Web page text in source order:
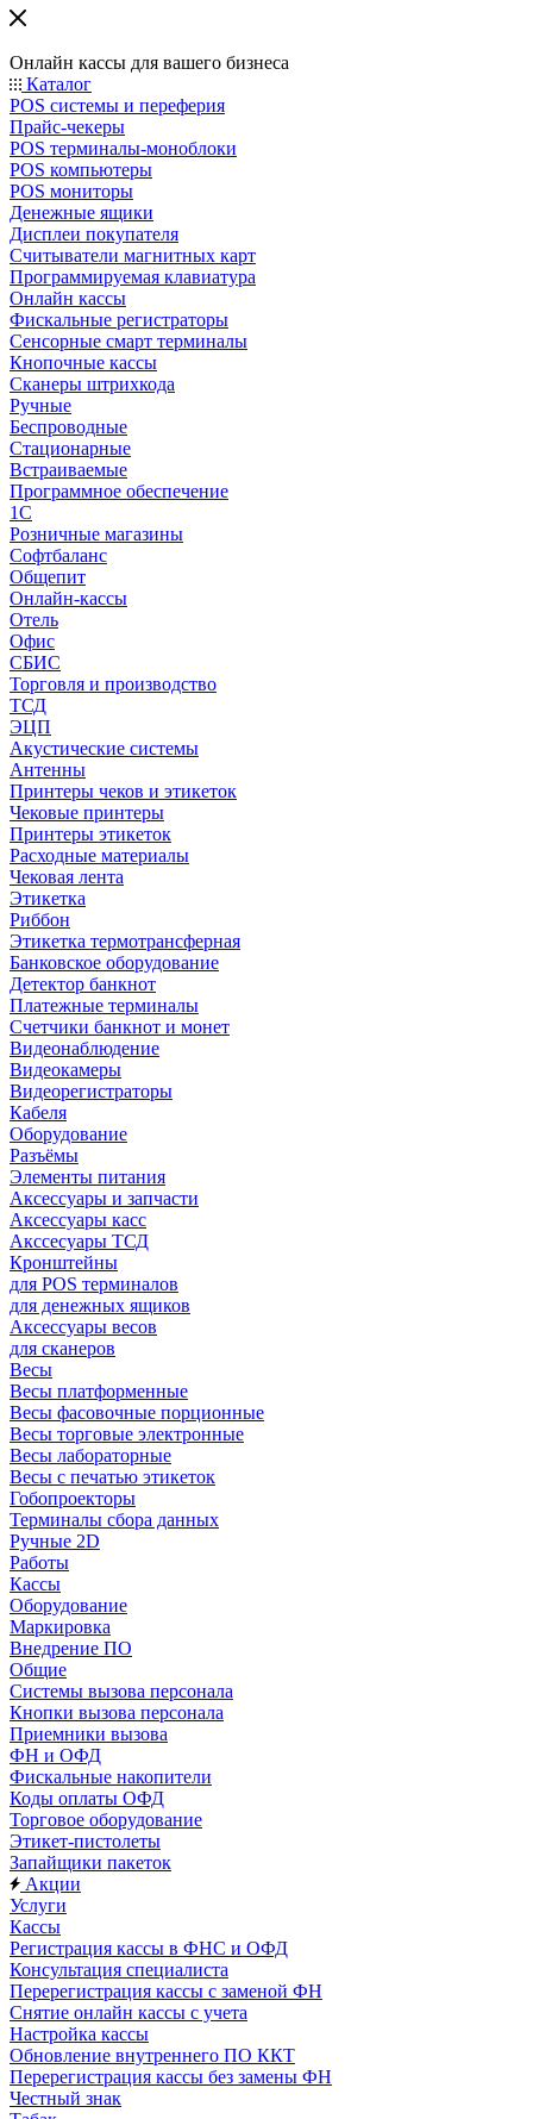
Онлайн кассы для вашего бизнеса
Каталог
POS системы и переферия
Прайс-чекеры
POS терминалы-моноблоки
POS компьютеры
POS мониторы
Денежные ящики
Дисплеи покупателя
Считыватели магнитных карт
Программируемая клавиатура
Онлайн кассы
Фискальные регистраторы
Сенсорные смарт терминалы
Кнопочные кассы
Сканеры штрихкода
Ручные
Беспроводные
Стационарные
Встраиваемые
Программное обеспечение
1С
Розничные магазины
Софтбаланс
Общепит
Онлайн-кассы
Отель
Офис
СБИС
Торговля и производство
ТСД
ЭЦП
Акустические системы
Антенны
Принтеры чеков и этикеток
Чековые принтеры
Принтеры этикеток
Расходные материалы
Чековая лента
Этикетка
Риббон
Этикетка термотрансферная
Банковское оборудование
Детектор банкнот
Платежные терминалы
Счетчики банкнот и монет
Видеонаблюдение
Видеокамеры
Видеорегистраторы
Кабеля
Оборудование
Разъёмы
Элементы питания
Аксессуары и запчасти
Аксессуары касс
Акссесуары ТСД
Кронштейны
для POS терминалов
для денежных ящиков
Аксессуары весов
для сканеров
Весы
Весы платформенные
Весы фасовочные порционные
Весы торговые электронные
Весы лабораторные
Весы с печатью этикеток
Гобопроекторы
Терминалы сбора данных
Ручные 2D
Работы
Кассы
Оборудование
Маркировка
Внедрение ПО
Общие
Системы вызова персонала
Кнопки вызова персонала
Приемники вызова
ФН и ОФД
Фискальные накопители
Коды оплаты ОФД
Торговое оборудование
Этикет-пистолеты
Запайщики пакеток
Акции
Услуги
Кассы
Регистрация кассы в ФНС и ОФД
Консультация специалиста
Перерегистрация кассы с заменой ФН
Снятие онлайн кассы с учета
Настройка кассы
Обновление внутреннего ПО ККТ
Перерегистрация кассы без замены ФН
Честный знак